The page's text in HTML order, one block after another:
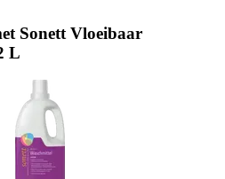
Sonett Vloeibaar
L